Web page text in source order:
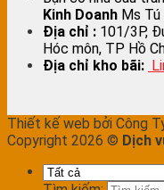
Kinh Doanh Ms Tú
Địa chỉ : 101/3P,
Hóc môn, TP Hồ
Địa chỉ kho bãi:
Thiết kế web bởi Công
Copyright 2026 © Dịch